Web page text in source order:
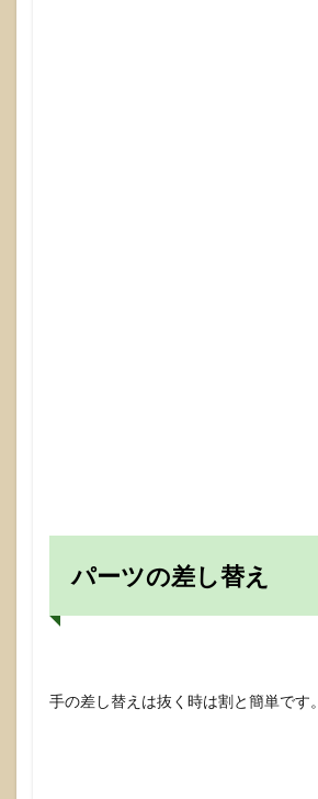
パーツの差し替え
手の差し替えは抜く時は割と簡単です。